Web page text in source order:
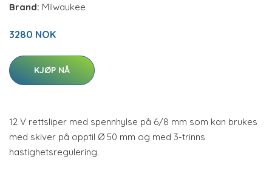
Brand: Milwaukee
3280 NOK
KJØP NÅ
12 V rettsliper med spennhylse på 6/8 mm som kan brukes
med skiver på opptil Ø 50 mm og med 3-trinns
hastighetsregulering.